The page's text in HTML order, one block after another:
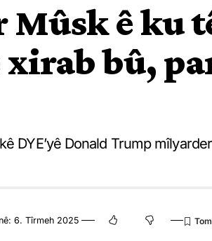
Mûsk ê ku
bû,
DYE’yê Donald Trump
6. Tîrmeh 2025